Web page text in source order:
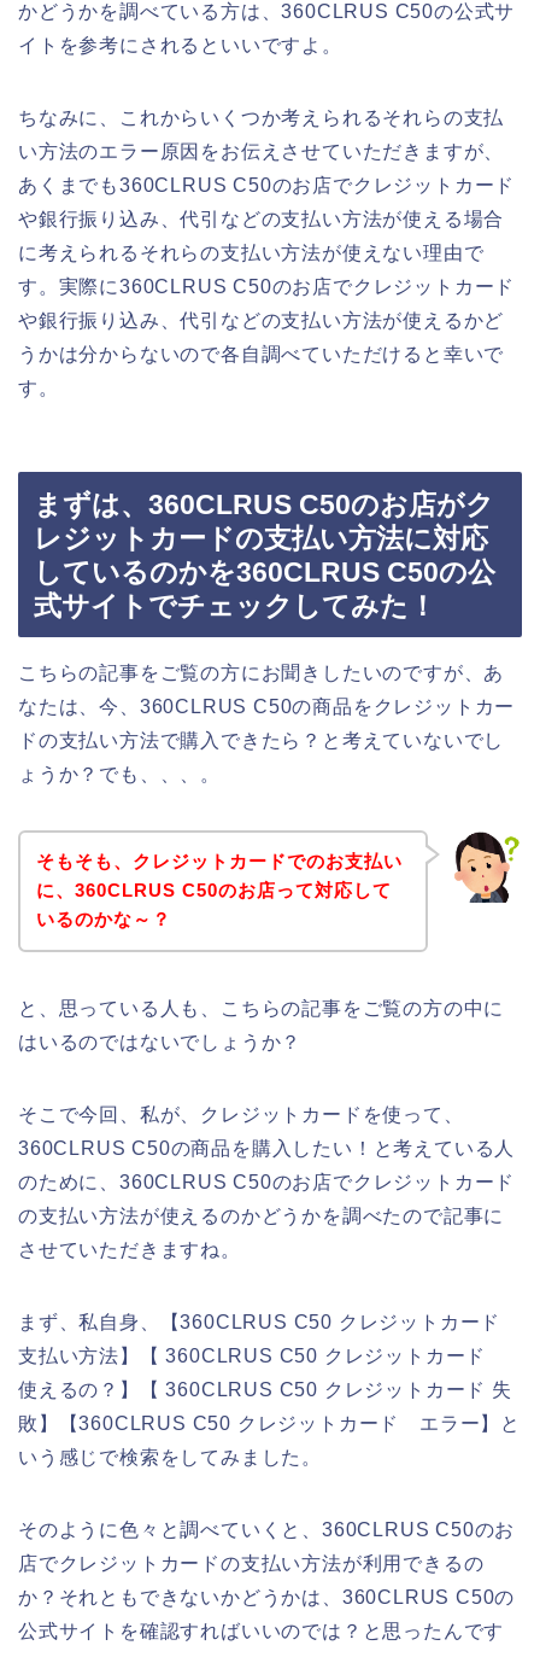
かどうかを調べている方は、360CLRUS C50の公式サ
イトを参考にされるといいですよ。
ちなみに、これからいくつか考えられるそれらの支払
い方法のエラー原因をお伝えさせていただきますが、
あくまでも360CLRUS C50のお店でクレジットカード
や銀行振り込み、代引などの支払い方法が使える場合
に考えられるそれらの支払い方法が使えない理由で
す。実際に360CLRUS C50のお店でクレジットカード
や銀行振り込み、代引などの支払い方法が使えるかど
うかは分からないので各自調べていただけると幸いで
す。
まずは、360CLRUS C50のお店がク
レジットカードの支払い方法に対応
しているのかを360CLRUS C50の公
式サイトでチェックしてみた！
こちらの記事をご覧の方にお聞きしたいのですが、あ
なたは、今、360CLRUS C50の商品をクレジットカー
ドの支払い方法で購入できたら？と考えていないでし
ょうか？でも、、、。
そもそも、クレジットカードでのお支払い
に、360CLRUS C50のお店って対応して
いるのかな～？
と、思っている人も、こちらの記事をご覧の方の中に
はいるのではないでしょうか？
そこで今回、私が、クレジットカードを使って、
360CLRUS C50の商品を購入したい！と考えている人
のために、360CLRUS C50のお店でクレジットカード
の支払い方法が使えるのかどうかを調べたので記事に
させていただきますね。
まず、私自身、【360CLRUS C50 クレジットカード
支払い方法】【 360CLRUS C50 クレジットカード
使えるの？】【 360CLRUS C50 クレジットカード 失
敗】【360CLRUS C50 クレジットカード エラー】と
いう感じで検索をしてみました。
そのように色々と調べていくと、360CLRUS C50のお
店でクレジットカードの支払い方法が利用できるの
か？それともできないかどうかは、360CLRUS C50の
公式サイトを確認すればいいのでは？と思ったんです